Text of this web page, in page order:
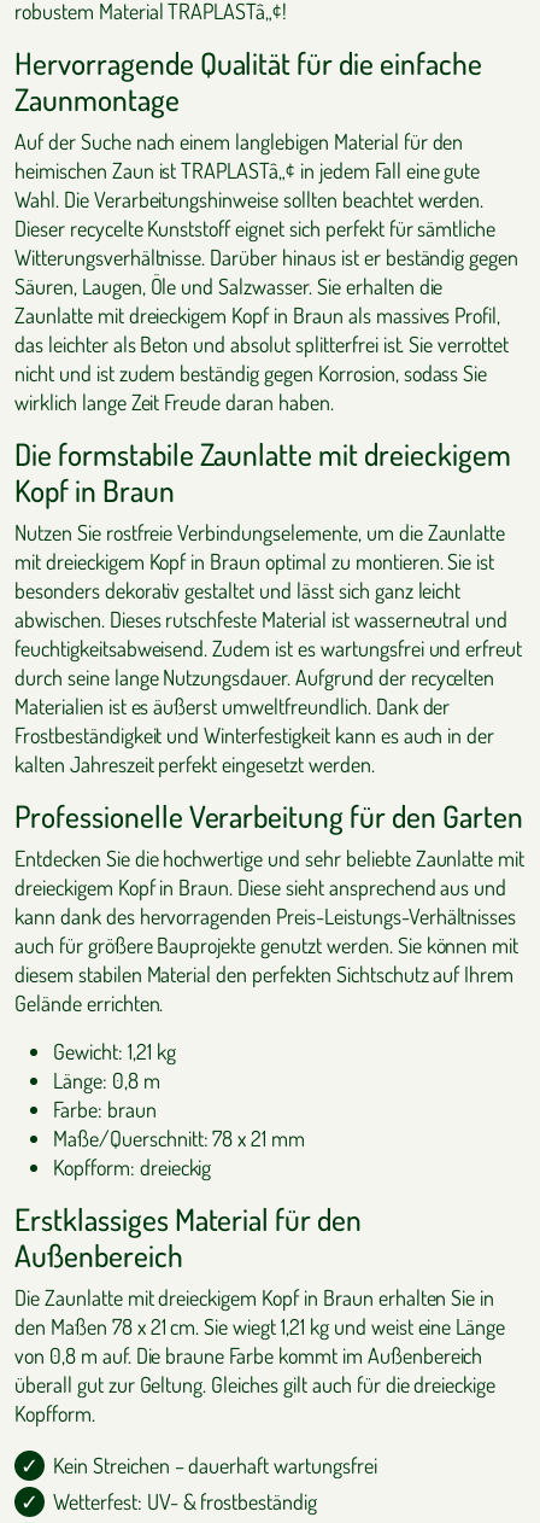
robustem Material TRAPLASTâ„¢!
Hervorragende Qualität für die einfache
Zaunmontage
Auf der Suche nach einem langlebigen Material für den
heimischen Zaun ist TRAPLASTâ„¢ in jedem Fall eine gute
Wahl. Die Verarbeitungshinweise sollten beachtet werden.
Dieser recycelte Kunststoff eignet sich perfekt für sämtliche
Witterungsverhältnisse. Darüber hinaus ist er beständig gegen
Säuren, Laugen, Öle und Salzwasser. Sie erhalten die
Zaunlatte mit dreieckigem Kopf in Braun als massives Profil,
das leichter als Beton und absolut splitterfrei ist. Sie verrottet
nicht und ist zudem beständig gegen Korrosion, sodass Sie
wirklich lange Zeit Freude daran haben.
Die formstabile Zaunlatte mit dreieckigem
Kopf in Braun
Nutzen Sie rostfreie Verbindungselemente, um die Zaunlatte
mit dreieckigem Kopf in Braun optimal zu montieren. Sie ist
besonders dekorativ gestaltet und lässt sich ganz leicht
abwischen. Dieses rutschfeste Material ist wasserneutral und
feuchtigkeitsabweisend. Zudem ist es wartungsfrei und erfreut
durch seine lange Nutzungsdauer. Aufgrund der recycelten
Materialien ist es äußerst umweltfreundlich. Dank der
Frostbeständigkeit und Winterfestigkeit kann es auch in der
kalten Jahreszeit perfekt eingesetzt werden.
Professionelle Verarbeitung für den Garten
Entdecken Sie die hochwertige und sehr beliebte Zaunlatte mit
dreieckigem Kopf in Braun. Diese sieht ansprechend aus und
kann dank des hervorragenden Preis-Leistungs-Verhältnisses
auch für größere Bauprojekte genutzt werden. Sie können mit
diesem stabilen Material den perfekten Sichtschutz auf Ihrem
Gelände errichten.
Gewicht: 1,21 kg
Länge: 0,8 m
Farbe: braun
Maße/Querschnitt: 78 x 21 mm
Kopfform: dreieckig
Erstklassiges Material für den
Außenbereich
Die Zaunlatte mit dreieckigem Kopf in Braun erhalten Sie in
den Maßen 78 x 21 cm. Sie wiegt 1,21 kg und weist eine Länge
von 0,8 m auf. Die braune Farbe kommt im Außenbereich
überall gut zur Geltung. Gleiches gilt auch für die dreieckige
Kopfform.
Kein Streichen – dauerhaft wartungsfrei
Wetterfest: UV- & frostbeständig